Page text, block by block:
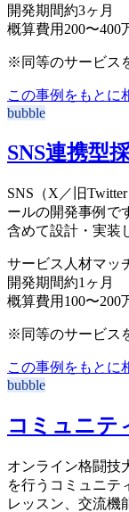
開発期間約3ヶ月
概算費用 200〜400
※同等のサービス
この事例をもとに
bubble
SNS連携型
SNS（X／旧
ールの開発事例で
含めて設計・実装
サービス 人材マッ
開発期間約1ヶ月
概算費用 100〜200
※同等のサービス
この事例をもとに
bubble
コミュニテ
オンライン格闘技
を行うコミュニテ
レッスン、交流機